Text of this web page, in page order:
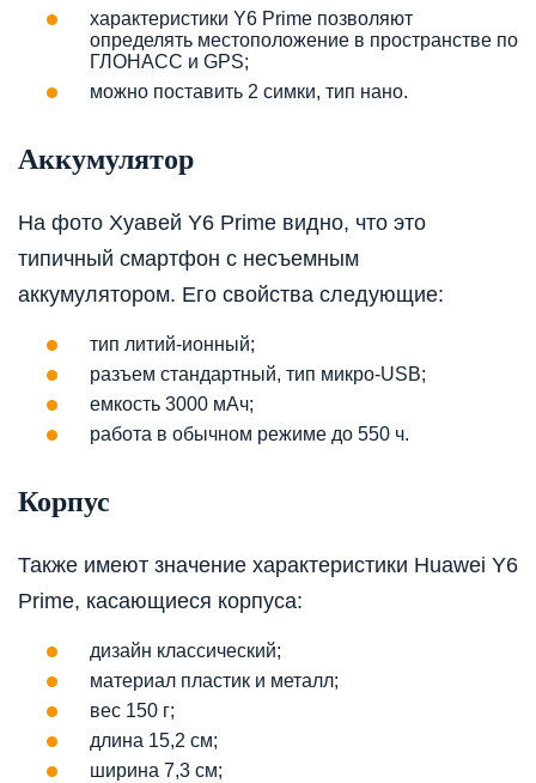
характеристики Y6 Prime позволяют
определять местоположение в пространстве по
ГЛОНАСС и GPS;
можно поставить 2 симки, тип нано.
Аккумулятор
На фото Хуавей Y6 Prime видно, что это
типичный смартфон с несъемным
аккумулятором. Его свойства следующие:
тип литий-ионный;
разъем стандартный, тип микро-USB;
емкость 3000 мАч;
работа в обычном режиме до 550 ч.
Корпус
Также имеют значение характеристики Huawei Y6
Prime, касающиеся корпуса:
дизайн классический;
материал пластик и металл;
вес 150 г;
длина 15,2 см;
ширина 7,3 см;